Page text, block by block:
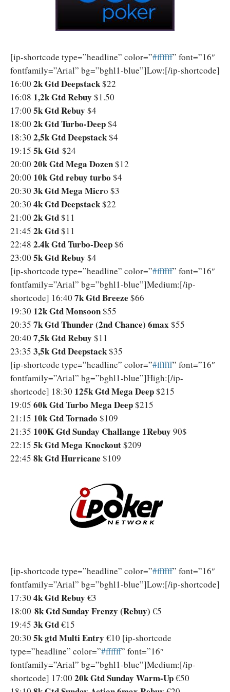
[ip-shortcode type=”headline” color=”‪#‎ffffff‬” font=”16″
fontfamily=”Arial” bg=”bghl1-blue”]Low:[/ip-shortcode]
16:00 2k Gtd Deepstack$22
16:08 1,2k Gtd Rebuy $1.50
17:00 5k Gtd Rebuy $4
18:00 2k Gtd Turbo-Deep$4
18:30 2,5k Gtd Deepstack$4
19:15 5k Gtd $24
20:00 20k Gtd Mega Dozen$12
20:00 10k Gtd rebuy turbo $4
20:30 3k Gtd Mega Micro $3
20:30 4k Gtd Deepstack$22
21:00 2k Gtd$11
21:45 2k Gtd$11
22:48 2.4k Gtd Turbo-Deep$6
23:00 5k Gtd Rebuy $4
[ip-shortcode type=”headline” color=”‪#‎ffffff‬” font=”16″
fontfamily=”Arial” bg=”bghl1-blue”]Medium:[/ip-
shortcode] 16:40 7k Gtd Breeze $66
19:30 12k Gtd Monsoon$55
20:35 7k Gtd Thunder (2nd Chance) 6max $55
20:40 7,5k Gtd Rebuy $11
23:35 3,5k Gtd Deepstack$35
[ip-shortcode type=”headline” color=”‪#‎ffffff‬” font=”16″
fontfamily=”Arial” bg=”bghl1-blue”]High:[/ip-
shortcode] 18:30 125k Gtd Mega Deep$215
19:05 60k Gtd Turbo Mega Deep$215
21:15 10k Gtd Tornado $109
21:35 100K Gtd Sunday Challange 1Rebuy 90$
22:15 5k Gtd Mega Knockout$209
22:45 8k Gtd Hurricane $109
[ip-shortcode type=”headline” color=”‪#‎ffffff‬” font=”16″
fontfamily=”Arial” bg=”bghl1-blue”]Low:[/ip-shortcode]
17:30 4k Gtd Rebuy €3
18:00 8k Gtd Sunday Frenzy (Rebuy) €5
19:45 3k Gtd€15
20:30 5k gtd Multi Entry €10 [ip-shortcode
type=”headline” color=”‪#‎ffffff‬” font=”16″
fontfamily=”Arial” bg=”bghl1-blue”]Medium:[/ip-
shortcode] 17:00 20k Gtd Sunday Warm-Up€50